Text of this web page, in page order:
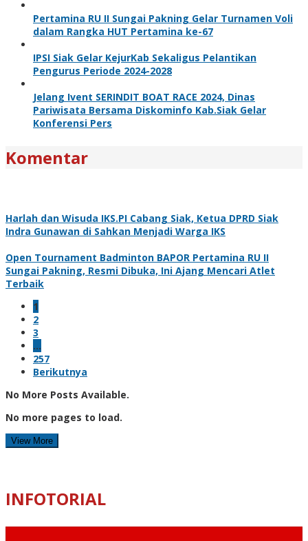
Pertamina RU II Sungai Pakning Gelar Turnamen Voli
dalam Rangka HUT Pertamina ke-67
IPSI Siak Gelar KejurKab Sekaligus Pelantikan
Pengurus Periode 2024-2028
Jelang Ivent SERINDIT BOAT RACE 2024, Dinas
Pariwisata Bersama Diskominfo Kab.Siak Gelar
Konferensi Pers
Komentar
Harlah dan Wisuda IKS.PI Cabang Siak, Ketua DPRD Siak
Indra Gunawan di Sahkan Menjadi Warga IKS
Open Tournament Badminton BAPOR Pertamina RU II
Sungai Pakning, Resmi Dibuka, Ini Ajang Mencari Atlet
Terbaik
1
2
3
…
257
Berikutnya
No More Posts Available.
No more pages to load.
View More
INFOTORIAL